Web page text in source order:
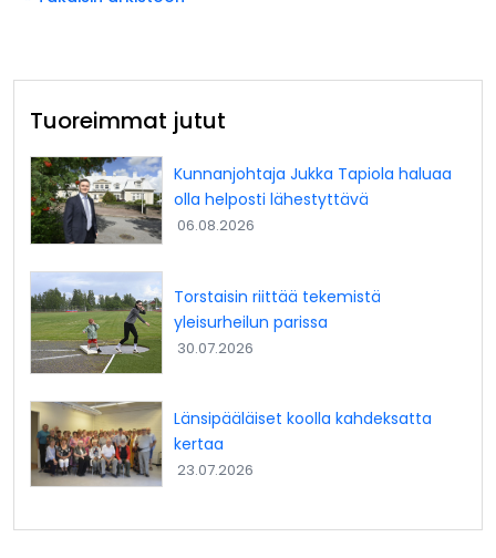
Tuoreimmat jutut
Kunnanjohtaja Jukka Tapiola haluaa
olla helposti lähestyttävä
06.08.2026
Torstaisin riittää tekemistä
yleisurheilun parissa
30.07.2026
Länsipääläiset koolla kahdeksatta
kertaa
23.07.2026